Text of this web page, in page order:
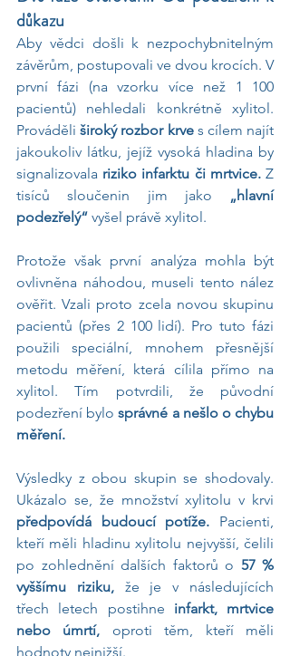
důkazu
Aby vědci došli k nezpochybnitelným
závěrům, postupovali ve dvou krocích. V
první fázi (na vzorku více než 1 100
pacientů) nehledali konkrétně xylitol.
Prováděli široký rozbor krve s cílem najít
jakoukoliv látku, jejíž vysoká hladina by
signalizovala riziko infarktu či mrtvice. Z
tisíců sloučenin jim jako
„hlavní
podezřelý“ vyšel právě xylitol.
Protože však první analýza mohla být
ovlivněna náhodou, museli tento nález
ověřit. Vzali proto zcela novou skupinu
pacientů (přes 2 100 lidí). Pro tuto fázi
použili speciální, mnohem přesnější
metodu měření, která cílila přímo na
xylitol. Tím potvrdili, že původní
podezření bylo správné a nešlo o chybu
měření.
Výsledky z obou skupin se shodovaly.
předpovídá budoucí potíže. Pacienti,
kteří měli hladinu xylitolu nejvyšší, čelili
po zohlednění dalších faktorů o 57 %
vyššímu riziku, že je v následujících
třech letech postihne infarkt, mrtvice
nebo úmrtí, oproti těm, kteří měli
hodnoty nejnižší.